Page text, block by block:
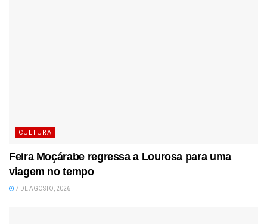
CULTURA
Feira Moçárabe regressa a Lourosa para uma
viagem no tempo
7 DE AGOSTO, 2026